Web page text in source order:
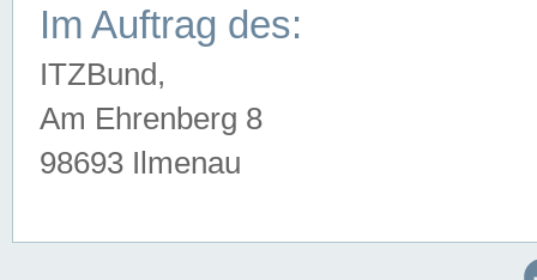
Im Auftrag des:
ITZBund,
Am Ehrenberg 8
98693 Ilmenau